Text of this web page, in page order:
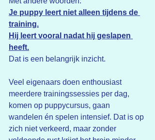
Je puppy leert niet alleen tijdens de
training.
Hij leert vooral nadat hij geslapen
heeft.
Dat is een belangrijk inzicht.
Veel eigenaars doen enthousiast
meerdere trainingssessies per dag,
komen op puppycursus, gaan
wandelen én spelen intensief. Dat is op
zich niet verkeerd, maar zonder